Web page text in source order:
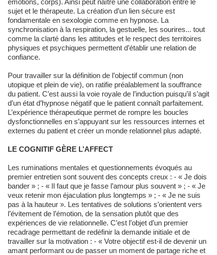
émotions, corps). Ainsi peut naître une collaboration entre le
sujet et le thérapeute. La création d’un lien sécure est
fondamentale en sexologie comme en hypnose. La
synchronisation à la respiration, la gestuelle, les sourires... tout
comme la clarté dans les attitudes et le respect des territoires
physiques et psychiques permettent d’établir une relation de
confiance.
Pour travailler sur la définition de l’objectif commun (non
utopique et plein de vie), on ratifie préalablement la souffrance
du patient. C’est aussi la voie royale de l’induction puisqu’il s’agit
d’un état d’hypnose négatif que le patient connaît parfaitement.
L’expérience thérapeutique permet de rompre les boucles
dysfonctionnelles en s’appuyant sur les ressources internes et
externes du patient et créer un monde relationnel plus adapté.
LE COGNITIF GÈRE L’AFFECT
Les ruminations mentales et questionnements évoqués au
premier entretien sont souvent des concepts creux : - « Je dois
bander » ; - « Il faut que je fasse l’amour plus souvent » ; - « Je
veux retenir mon éjaculation plus longtemps » ; - « Je ne suis
pas à la hauteur ». Les tentatives de solutions s’orientent vers
l’évitement de l’émotion, de la sensation plutôt que des
expériences de vie relationnelle. C’est l’objet d’un premier
recadrage permettant de redéfinir la demande initiale et de
travailler sur la motivation : - « Votre objectif est-il de devenir un
amant performant ou de passer un moment de partage riche et